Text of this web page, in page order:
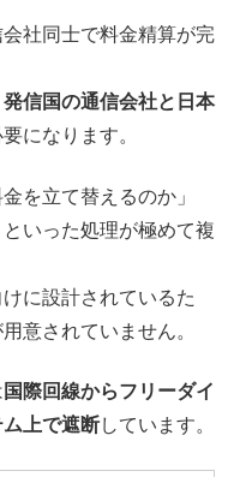
社同士で料金精算が完
発信国の通信会社と日本
になります。
を立て替えるのか」
いった処理が極めて複
に設計されているた
意されていません。
国際回線からフリーダイ
上で遮断しています。